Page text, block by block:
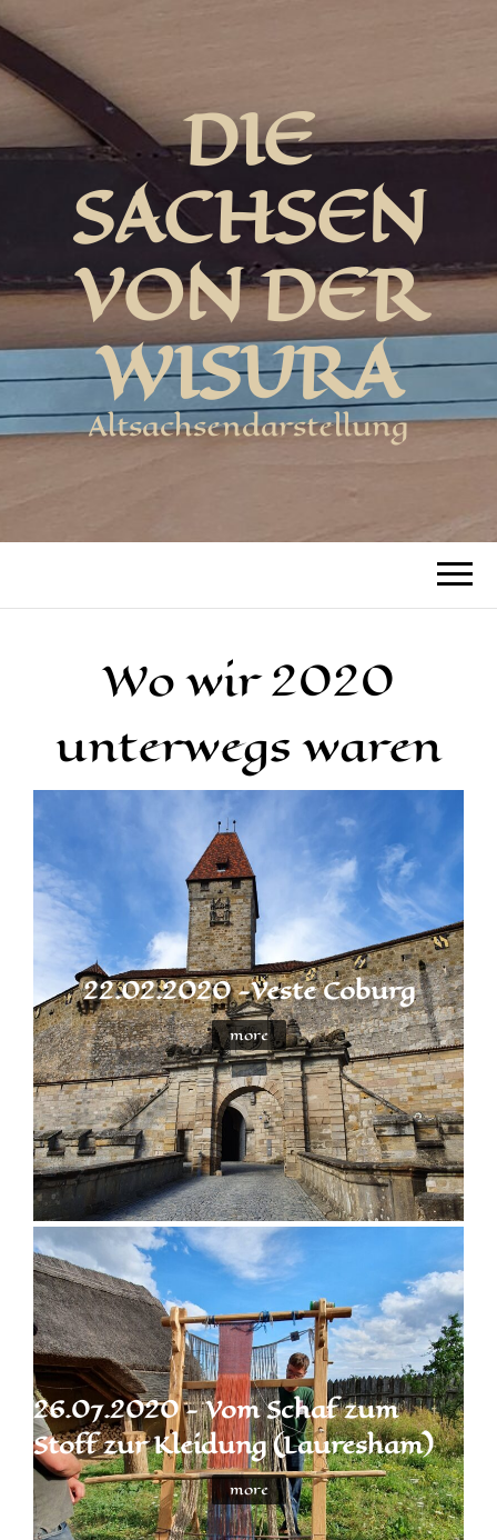
DIE
SACHSEN
VON DER
WISURA
Altsachsendarstellung
Wo wir 2020
unterwegs waren
22.02.2020 -Veste Coburg
more
26.07.2020 - Vom Schaf zum
Stoff zur Kleidung (Lauresham)
more